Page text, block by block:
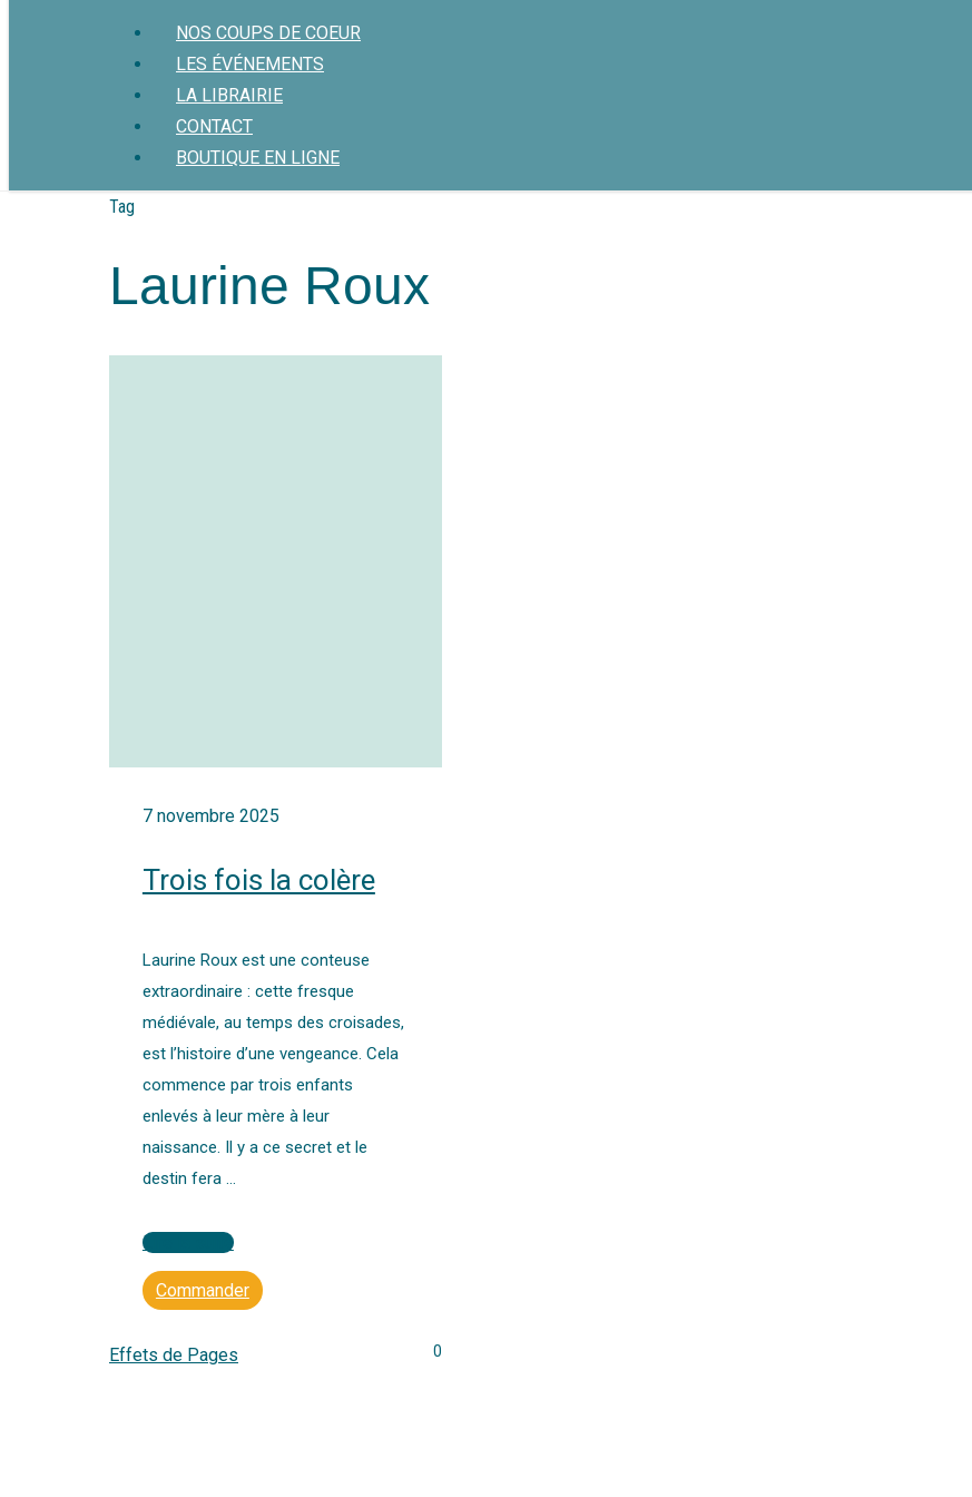
Menu
NOS COUPS DE COEUR
LES ÉVÉNEMENTS
LA LIBRAIRIE
CONTACT
BOUTIQUE EN LIGNE
Tag
Laurine Roux
7 novembre 2025
Trois fois la colère
Laurine Roux est une conteuse
extraordinaire : cette fresque
médiévale, au temps des croisades,
est l’histoire d’une vengeance. Cela
commence par trois enfants
enlevés à leur mère à leur
naissance. Il y a ce secret et le
destin fera …
Lire la suite
Commander
Effets de Pages 0